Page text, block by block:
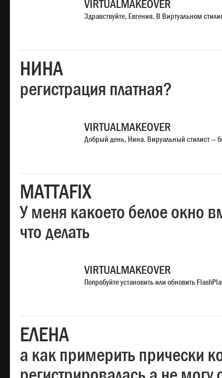
VIRTUALMAKEOVER
Здравствуйте, Евгения. В Виртуальном
НИНА
регистрация платная?
VIRTUALMAKEOVER
Добрый день, Нина. Вируальный стилист —
MATTAFIX
У меня какоето белое окно
что делать
VIRTUALMAKEOVER
Попробуйте установить или обновить
ЕЛЕНА
а как примерить прически